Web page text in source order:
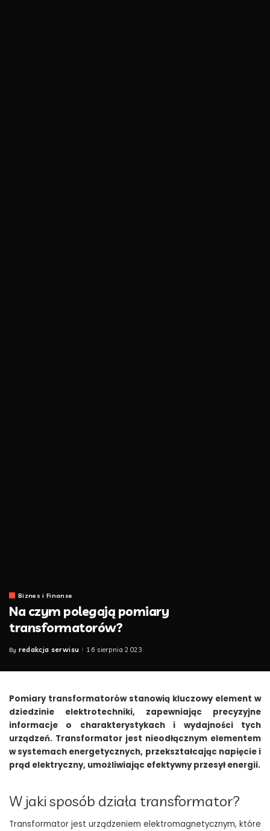
Biznes i Finanse
Na czym polegają pomiary
transformatorów?
Posted
By redakcja serwisu 16 sierpnia 2023
Pomiary transformatorów stanowią kluczowy element w
dziedzinie elektrotechniki, zapewniając precyzyjne
informacje o charakterystykach i wydajności tych
urządzeń. Transformator jest nieodłącznym elementem
w systemach energetycznych, przekształcając napięcie i
prąd elektryczny, umożliwiając efektywny przesył energii.
W jaki sposób działa transformator?
Transformator jest urządzeniem elektromagnetycznym, które